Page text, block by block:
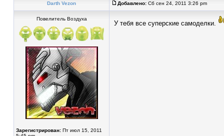
Darth Vezon Добавлено: Сб сен 24, 2011 3:26 pm
Повелитель Воздуха
Зарегистрирован: Пт июл 15, 2011
У тебя все суперские самоделки.